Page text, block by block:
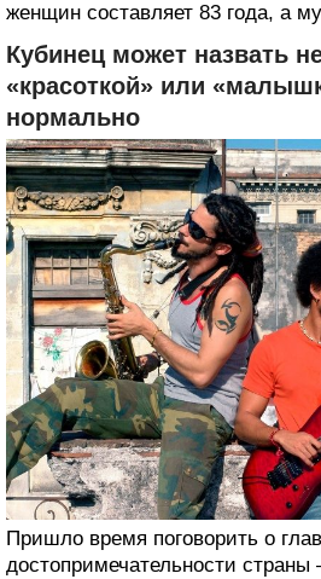
женщин составляет 83 года, а
Кубинец может назвать
«красоткой» или
нормально
Пришло время поговорить о
достопримечательности